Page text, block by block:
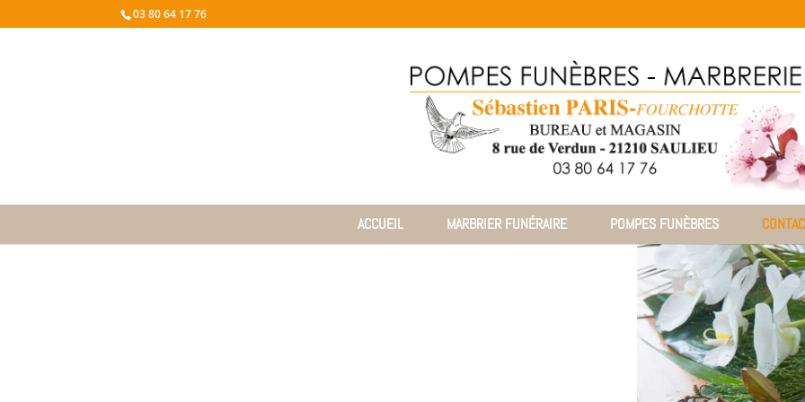
03 80 64 17 76
ACCUEIL MARBRIER FUNÉRAIRE POMPES FUNÈBRES